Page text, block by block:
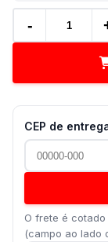
-
CEP de
O frete é
(campo ao lado